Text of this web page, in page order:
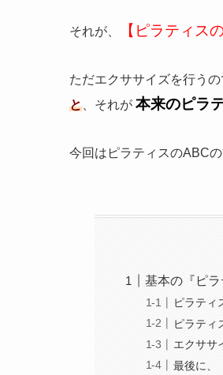
それが、 【ピラティス
ただエクササイズを行うの
と 、それが 本来のピラ
今回はピラティスのABC
基本の『ピ
ピラティ
ピラティ
エクササ
最後に、